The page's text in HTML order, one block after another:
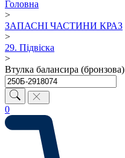
Головна
>
ЗАПАСНІ ЧАСТИНИ КРАЗ
>
29. Підвіска
>
Втулка балансира (бронзова)
0